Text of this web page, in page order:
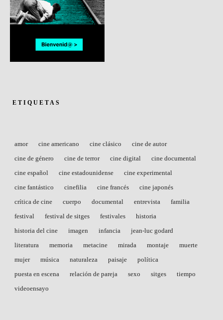
ETIQUETAS
amor cine americano cine clásico
cine de autor
cine de género
cine de terror cine digital
cine documental
cine español
cine estadounidense
cine experimental
cine fantástico
cinefilia cine francés
cine japonés
crítica de cine
cuerpo documental entrevista
familia
festival
festival de sitges festivales
historia
historia del cine
imagen infancia
jean-luc godard
literatura
memoria metacine mirada montaje
muerte
mujer
música naturaleza paisaje
política
puesta en escena
relación de pareja sexo sitges
tiempo
videoensayo